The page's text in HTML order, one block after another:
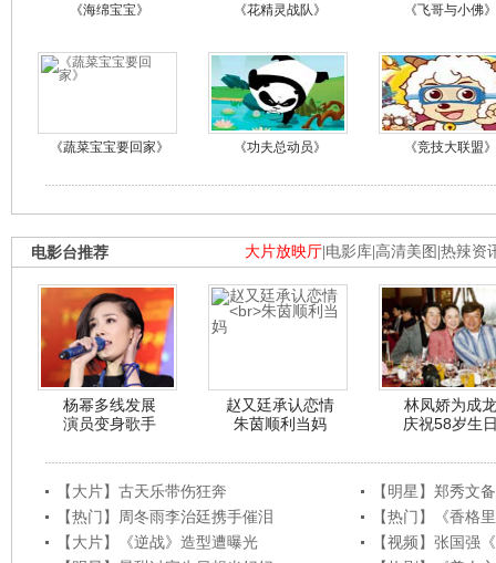
《海绵宝宝》 《花精灵战队》 《飞哥与小佛》
《蔬菜宝宝要回家》 《功夫总动员》 《竞技大联盟》
大片放映厅 电影库 高清美图 热辣资
电影台推荐
杨幂多线发展
演员变身歌手
赵又廷承认恋情
朱茵顺利当妈
林凤娇为成龙
庆祝58岁生
【大片】古天乐带伤狂奔
【明星】郑秀文
【热门】周冬雨李治廷携手催泪
【热门】《香格
【大片】《逆战》造型遭曝光
【视频】张国强